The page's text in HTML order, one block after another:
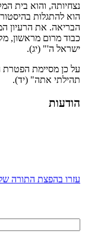
נצחיותה, והוא בית
הוא להתגלות
הבריאה. את הרעיון
כבוד מרום מראשון,
ישראל ה'" (יג).
על כן מסיימת הפטרת
תהילתי אתה" (יד).
הודעות
עזרו בהפצת התורה